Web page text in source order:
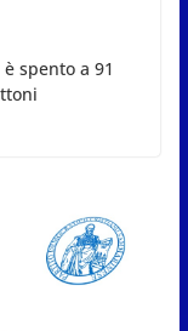
per
Primavera
Squadra